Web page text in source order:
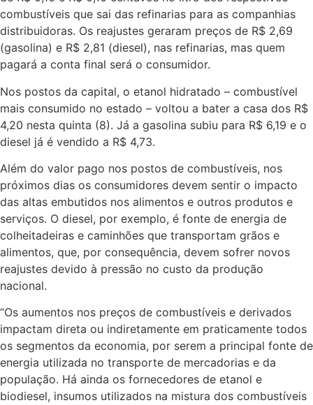
combustíveis que sai das refinarias para as companhias
distribuidoras. Os reajustes geraram preços de R$ 2,69
(gasolina) e R$ 2,81 (diesel), nas refinarias, mas quem
pagará a conta final será o consumidor.
Nos postos da capital, o etanol hidratado – combustível
mais consumido no estado – voltou a bater a casa dos R$
4,20 nesta quinta (8). Já a gasolina subiu para R$ 6,19 e o
diesel já é vendido a R$ 4,73.
Além do valor pago nos postos de combustíveis, nos
próximos dias os consumidores devem sentir o impacto
das altas embutidos nos alimentos e outros produtos e
serviços. O diesel, por exemplo, é fonte de energia de
colheitadeiras e caminhões que transportam grãos e
alimentos, que, por consequência, devem sofrer novos
reajustes devido à pressão no custo da produção
nacional.
“Os aumentos nos preços de combustíveis e derivados
impactam direta ou indiretamente em praticamente todos
os segmentos da economia, por serem a principal fonte de
energia utilizada no transporte de mercadorias e da
população. Há ainda os fornecedores de etanol e
biodiesel, insumos utilizados na mistura dos combustíveis